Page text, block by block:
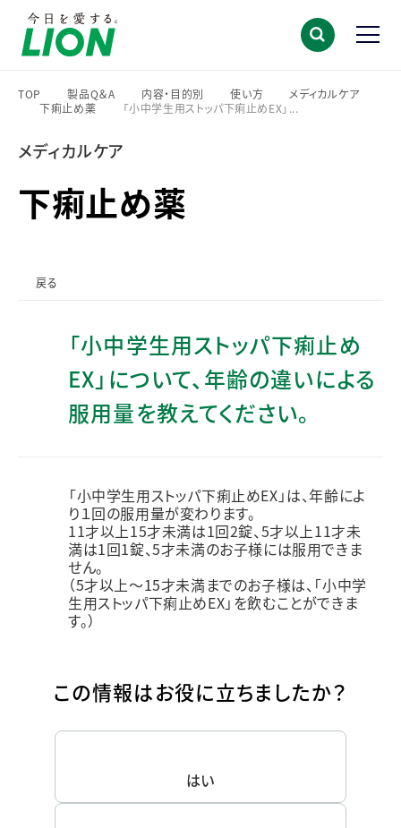
TOP
>
製品Q＆A
>
内容・目的別
>
使い方
>
メディカルケア
下痢止め薬
「小中学生用ストッパ下痢止めEX」...
メディカルケア
下痢止め薬
戻る
「小中学生用ストッパ下痢止め
EX」について、年齢の違いによる
服用量を教えてください。
「小中学生用ストッパ下痢止めEX」は、年齢によ
り１回の服用量が変わります。
11才以上15才未満は1回2錠、5才以上11才未
満は1回1錠、5才未満のお子様には服用できま
せん。
（5才以上～15才未満までのお子様は、「小中学
生用ストッパ下痢止めEX」を飲むことができま
す。）
この情報はお役に立ちましたか？
はい